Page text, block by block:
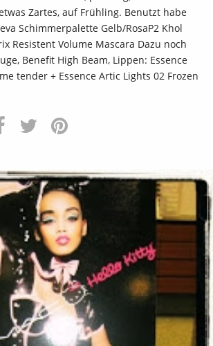
Zartes, auf Frühling. Benutzt habe
Schimmerpalette Gelb/RosaP2 Khol
Resistent Volume Mascara Dazu noch
Benefit High Beam, Lippen: Essence
me tender + Essence Artic Lights 02 Frozen